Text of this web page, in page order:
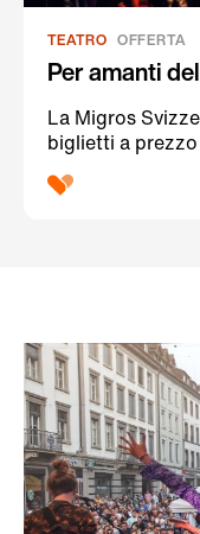
TEATRO OFFERTA
Per amanti
La Migros
biglietti a